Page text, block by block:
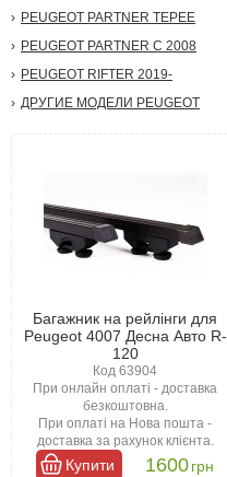
PEUGEOT PARTNER TEPEE
PEUGEOT PARTNER С 2008
PEUGEOT RIFTER 2019-
ДРУГИЕ МОДЕЛИ PEUGEOT
Багажник на рейлінги для
Peugeot 4007 Десна Авто R-
120
Код 63904
При онлайн оплаті - доставка
безкоштовна.
При оплаті на Нова пошта -
доставка за рахунок клієнта.
Купити 1600грн